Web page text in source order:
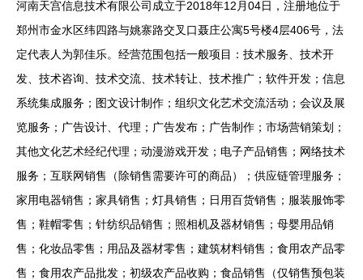
河南天宫信息技术有限公司成立于2018年12月04日，注册地位于
郑州市金水区纬四路与姚寨路交叉口聂庄公寓5号楼4层406号，法
定代表人为郭佳乐。经营范围包括一般项目：技术服务、技术开
发、技术咨询、技术交流、技术转让、技术推广；软件开发；信息
系统集成服务；图文设计制作；组织文化艺术交流活动；会议及展
览服务；广告设计、代理；广告发布；广告制作；市场营销策划；
其他文化艺术经纪代理；动漫游戏开发；电子产品销售；网络技术
服务；互联网销售（除销售需要许可的商品）；供应链管理服务；
家用电器销售；家具销售；灯具销售；日用百货销售；服装服饰零
售；鞋帽零售；针纺织品销售；照相机及器材销售；母婴用品销
售；化妆品零售；用品及器材零售；建筑材料销售；食用农产品零
售；食用农产品批发；初级农产品收购；食品销售（仅销售预包装